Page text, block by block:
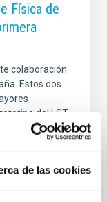
de las cookies
Física de
colaboración
Estos dos
del LST
diámetro,
hemisferio